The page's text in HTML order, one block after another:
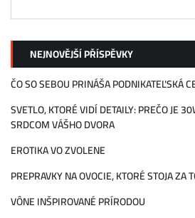
NEJNOVĚJŠÍ PŘÍSPĚVKY
ČO SO SEBOU PRINÁŠA PODNIKATEĽSKÁ
SVETLO, KTORÉ VIDÍ DETAILY: PREČO JE
SRDCOM VÁŠHO DVORA
EROTIKA VO ZVOLENE
PREPRAVKY NA OVOCIE, KTORÉ STOJA ZA
VÔNE INŠPIROVANÉ PRÍRODOU